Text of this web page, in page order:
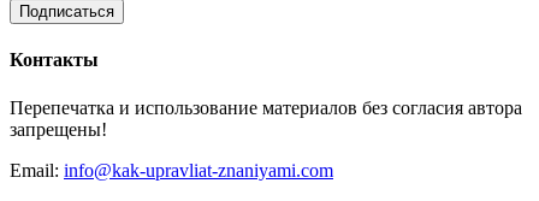
Подписаться
Контакты
Перепечатка и использование материалов без согласия автора
запрещены!
Email: info@kak-upravliat-znaniyami.com